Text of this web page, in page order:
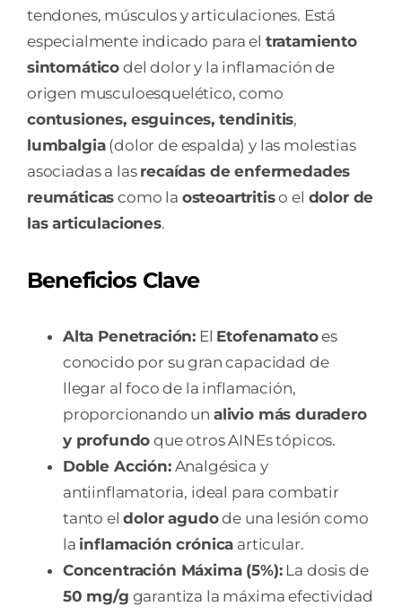
tendones, músculos y articulaciones. Está
especialmente indicado para el tratamiento
sintomático del dolor y la inflamación de
origen musculoesquelético, como
contusiones, esguinces, tendinitis,
lumbalgia(dolor de espalda) y las molestias
asociadas a las recaídas de enfermedades
reumáticas como la osteoartritiso el dolor de
las articulaciones.
Beneficios Clave
Alta Penetración: El Etofenamatoes
conocido por su gran capacidad de
llegar al foco de la inflamación,
proporcionando un alivio más duradero
y profundo que otros AINEs tópicos.
Doble Acción:Analgésica y
antiinflamatoria, ideal para combatir
tanto eldolor agudode una lesión como
la inflamación crónica articular.
Concentración Máxima (5%):La dosis de
50 mg/g garantiza la máxima efectividad